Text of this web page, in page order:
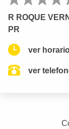
R ROQUE
PR
ver
ver